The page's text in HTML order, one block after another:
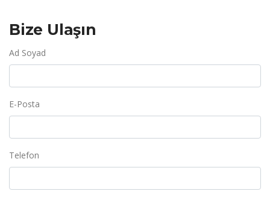
Bize Ulaşın
Ad Soyad
E-Posta
Telefon